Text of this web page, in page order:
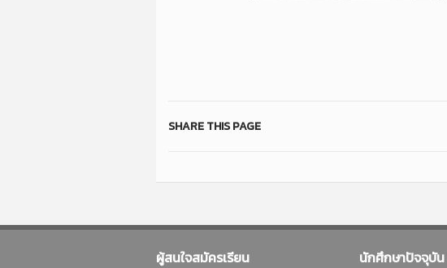
SHARE THIS PAGE
ผู้สนใจสมัครเรียน นักศึกษาปัจจุบัน